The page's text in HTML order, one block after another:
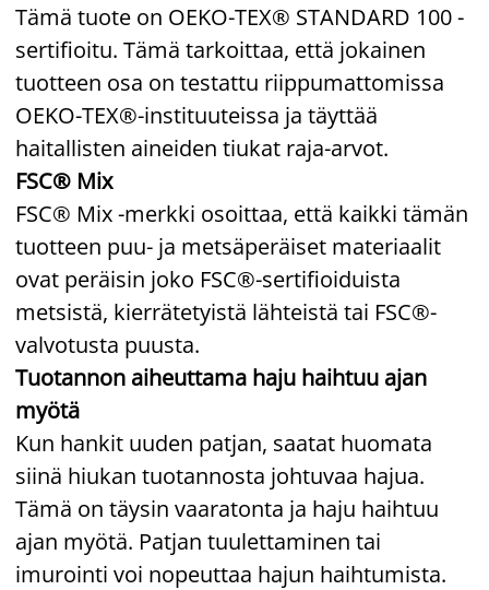
Tämä tuote on OEKO-TEX® STANDARD 100 -
sertifioitu. Tämä tarkoittaa, että jokainen
tuotteen osa on testattu riippumattomissa
OEKO-TEX®-instituuteissa ja täyttää
haitallisten aineiden tiukat raja-arvot.
FSC® Mix
FSC® Mix -merkki osoittaa, että kaikki tämän
tuotteen puu- ja metsäperäiset materiaalit
ovat peräisin joko FSC®-sertifioiduista
metsistä, kierrätetyistä lähteistä tai FSC®-
valvotusta puusta.
Tuotannon aiheuttama haju haihtuu ajan
myötä
Kun hankit uuden patjan, saatat huomata
siinä hiukan tuotannosta johtuvaa hajua.
Tämä on täysin vaaratonta ja haju haihtuu
ajan myötä. Patjan tuulettaminen tai
imurointi voi nopeuttaa hajun haihtumista.